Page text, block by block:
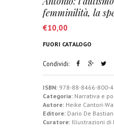
femminilità, la
€10,00
FUORI CATALOGO
Condividi:
ISBN: 978-88-8466-800-4
Categoria: Narrativa e
Autore: Heike Cantori-
Editore: Dario De
Curatore: Illustrazioni di